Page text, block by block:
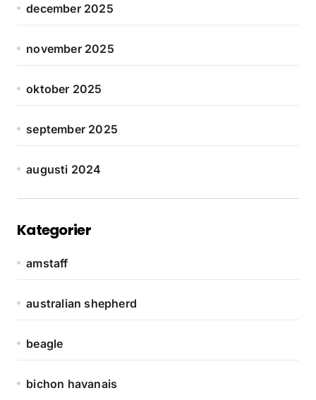
december 2025
november 2025
oktober 2025
september 2025
augusti 2024
Kategorier
amstaff
australian shepherd
beagle
bichon havanais